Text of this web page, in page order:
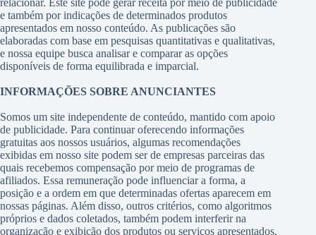
relacionar. Este site pode gerar receita por meio de publicidade
e também por indicações de determinados produtos
apresentados em nosso conteúdo. As publicações são
elaboradas com base em pesquisas quantitativas e qualitativas,
e nossa equipe busca analisar e comparar as opções
disponíveis de forma equilibrada e imparcial.
INFORMAÇÕES SOBRE ANUNCIANTES
Somos um site independente de conteúdo, mantido com apoio
de publicidade. Para continuar oferecendo informações
gratuitas aos nossos usuários, algumas recomendações
exibidas em nosso site podem ser de empresas parceiras das
quais recebemos compensação por meio de programas de
afiliados. Essa remuneração pode influenciar a forma, a
posição e a ordem em que determinadas ofertas aparecem em
nossas páginas. Além disso, outros critérios, como algoritmos
próprios e dados coletados, também podem interferir na
organização e exibição dos produtos ou serviços apresentados.